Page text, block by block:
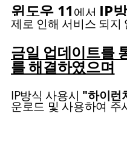
윈도우 11 에서 IP
제로 인해 서비스 되지
금일 업데이트를
를 해결하였으며
IP방식 사용시 "하이런
운로드 및 사용하여 주